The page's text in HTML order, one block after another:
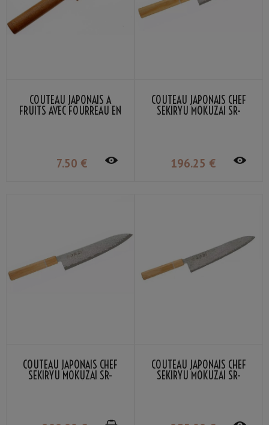
COUTEAU JAPONAIS À
FRUITS AVEC FOURREAU EN
7.50 €
COUTEAU JAPONAIS CHEF
SEKIRYU MOKUZAI SR-
196.25 €
COUTEAU JAPONAIS CHEF
SEKIRYU MOKUZAI SR-
COUTEAU JAPONAIS CHEF
SEKIRYU MOKUZAI SR-